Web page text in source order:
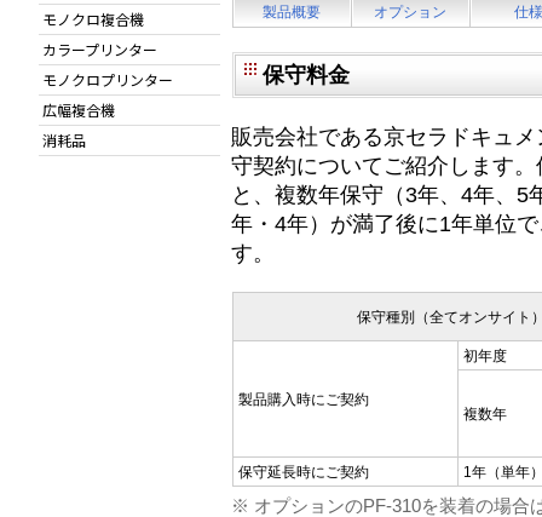
製品概要 オプション 仕様
保守料金
販売会社である京セラドキュ
守契約についてご紹介します
と、複数年保守（3年、4年、
年・4年）が満了後に1年単位
す。
保守種別（全てオンサイト
製品購入時にご契約
初年度
複数年
保守延長時にご契約 1年（単年
※ オプションのPF-310を装着の場合
モノクロ複合機
カラープリンター
モノクロプリンター
広幅複合機
消耗品